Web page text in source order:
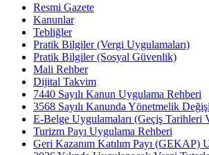
Resmi Gazete
Kanunlar
Tebliğler
Pratik Bilgiler (Vergi Uygulamaları)
Pratik Bilgiler (Sosyal Güvenlik)
Mali Rehber
Dijital Takvim
7440 Sayılı Kanun Uygulama Rehberi
3568 Sayılı Kanunda Yönetmelik
E-Belge Uygulamaları (Geçiş Tarihleri
Turizm Payı Uygulama Rehberi
Geri Kazanım Katılım Payı (GEKAP)